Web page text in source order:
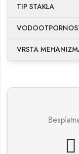
TIP STAKLA
VRSTA